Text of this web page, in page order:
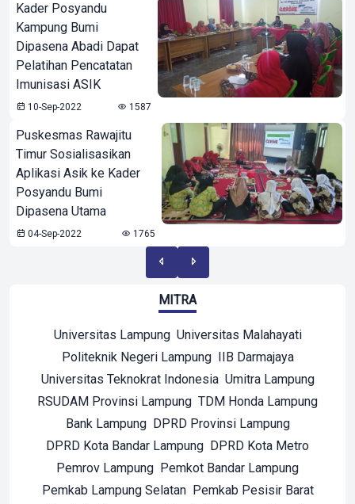
Kader Posyandu
Kampung Bumi
Dipasena Abadi Dapat
Pelatihan Pencatatan
Imunisasi ASIK
10-Sep-2022 1587
Puskesmas Rawajitu
Timur Sosialisasikan
Aplikasi Asik ke Kader
Posyandu Bumi
Dipasena Utama
04-Sep-2022 1765
MITRA
Universitas Lampung Universitas Malahayati
Politeknik Negeri Lampung IIB Darmajaya
Universitas Teknokrat Indonesia Umitra Lampung
RSUDAM Provinsi Lampung TDM Honda Lampung
Bank Lampung DPRD Provinsi Lampung
DPRD Kota Bandar Lampung DPRD Kota Metro
Pemrov Lampung Pemkot Bandar Lampung
Pemkab Lampung Selatan Pemkab Pesisir Barat